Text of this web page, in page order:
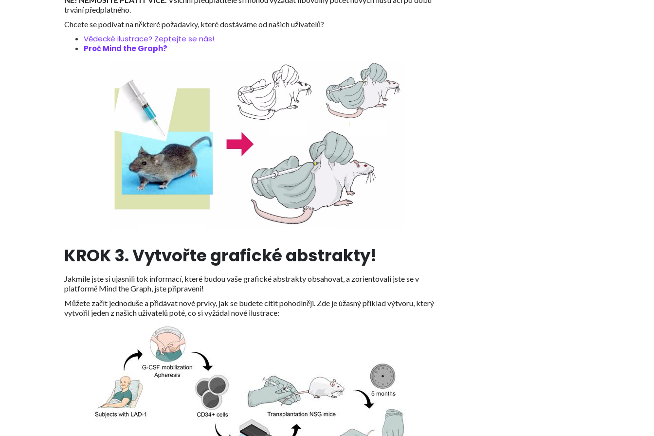
trvání předplatného.
Chcete se podívat na některé požadavky, které dostáváme od našich uživatelů?
Vědecké ilustrace? Zeptejte se nás!
Proč Mind the Graph?
KROK 3. Vytvořte grafické abstrakty!
Jakmile jste si ujasnili tok informací, které budou vaše grafické abstrakty obsahovat, a zorientovali jste se v
platformě Mind the Graph, jste připraveni!
Můžete začít jednoduše a přidávat nové prvky, jak se budete cítit pohodlněji. Zde je úžasný příklad výtvoru, který
vytvořil jeden z našich uživatelů poté, co si vyžádal nové ilustrace: